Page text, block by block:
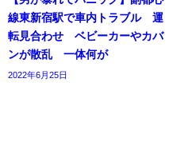
線東新宿駅で車内トラブル 運
転見合わせ ベビーカーやカバ
ンが散乱 一体何が
2022年6月25日